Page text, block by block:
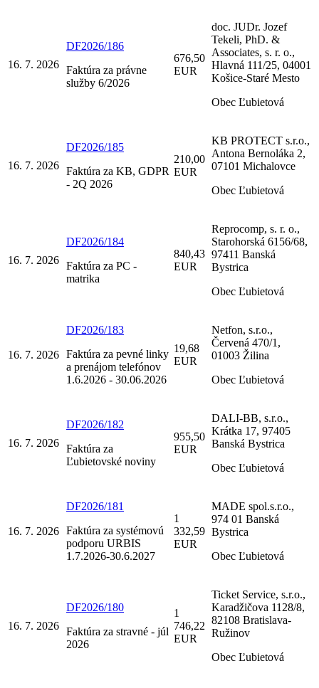
16. 7. 2026
DF2026/186
Faktúra za právne
služby 6/2026
676,50
EUR
doc. JUDr. Jozef
Tekeli, PhD. &
Associates, s. r. o.,
Hlavná 111/25, 04001
Košice-Staré Mesto
Obec Ľubietová
16. 7. 2026
DF2026/185
Faktúra za KB, GDPR
- 2Q 2026
210,00
EUR
KB PROTECT s.r.o.,
Antona Bernoláka 2,
07101 Michalovce
Obec Ľubietová
16. 7. 2026
DF2026/184
Faktúra za PC -
matrika
840,43
EUR
Reprocomp, s. r. o.,
Starohorská 6156/68,
97411 Banská
Bystrica
Obec Ľubietová
16. 7. 2026
DF2026/183
Faktúra za pevné linky
a prenájom telefónov
1.6.2026 - 30.06.2026
19,68
EUR
Netfon, s.r.o.,
Červená 470/1,
01003 Žilina
Obec Ľubietová
16. 7. 2026
DF2026/182
Faktúra za
Ľubietovské noviny
955,50
EUR
DALI-BB, s.r.o.,
Krátka 17, 97405
Banská Bystrica
Obec Ľubietová
16. 7. 2026
DF2026/181
Faktúra za systémovú
podporu URBIS
1.7.2026-30.6.2027
1
332,59
EUR
MADE spol.s.r.o.,
974 01 Banská
Bystrica
Obec Ľubietová
16. 7. 2026
DF2026/180
Faktúra za stravné - júl
2026
1
746,22
EUR
Ticket Service, s.r.o.,
Karadžičova 1128/8,
82108 Bratislava-
Ružinov
Obec Ľubietová